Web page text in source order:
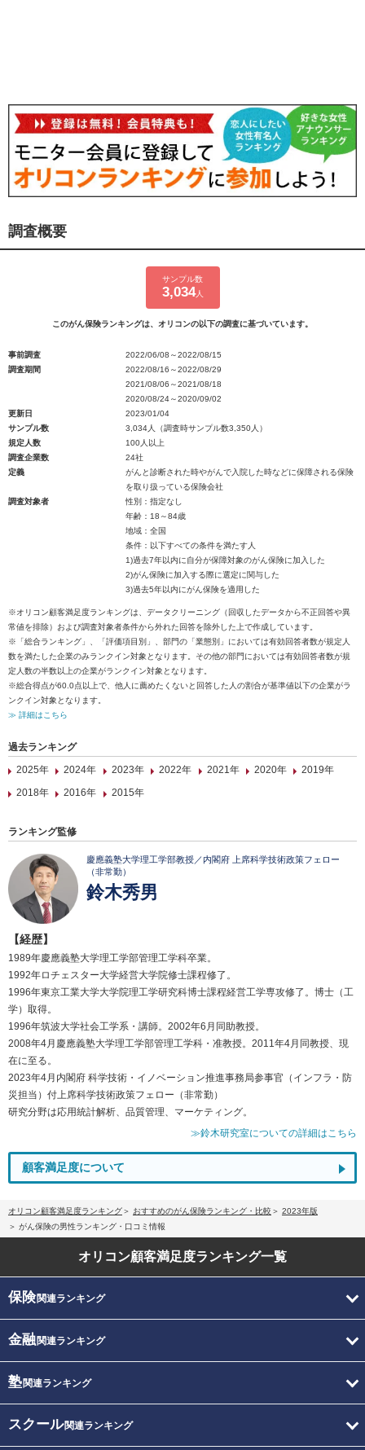
調査概要
サンプル数
3,034人
このがん保険ランキングは、オリコンの以下の調査に基づいています。
事前調査
2022/06/08～2022/08/15
調査期間
2022/08/16～2022/08/29
2021/08/06～2021/08/18
2020/08/24～2020/09/02
更新日
2023/01/04
サンプル数
3,034人（調査時サンプル数3,350人）
規定人数
100人以上
調査企業数
24社
定義
がんと診断された時やがんで入院した時などに保障される保険
を取り扱っている保険会社
調査対象者
性別：指定なし
年齢：18～84歳
地域：全国
条件：以下すべての条件を満たす人
1)過去7年以内に自分が保障対象のがん保険に加入した
2)がん保険に加入する際に選定に関与した
3)過去5年以内にがん保険を適用した
※オリコン顧客満足度ランキングは、データクリーニング（回収したデータから不正回答や異
常値を排除）および調査対象者条件から外れた回答を除外した上で作成しています。
※「総合ランキング」、「評価項目別」、部門の「業態別」においては有効回答者数が規定人
数を満たした企業のみランクイン対象となります。その他の部門においては有効回答者数が規
定人数の半数以上の企業がランクイン対象となります。
※総合得点が60.0点以上で、他人に薦めたくないと回答した人の割合が基準値以下の企業がラ
ンクイン対象となります。
≫ 詳細はこちら
過去ランキング
2025年
2024年 2023年 2022年 2021年 2020年
2019年
2018年
2016年 2015年
ランキング監修
慶應義塾大学理工学部教授／内閣府 上席科学技術政策フェロー
（非常勤）
鈴木秀男
【経歴】
1989年慶應義塾大学理工学部管理工学科卒業。
1992年ロチェスター大学経営大学院修士課程修了。
1996年東京工業大学大学院理工学研究科博士課程経営工学専攻修了。博士（工
学）取得。
1996年筑波大学社会工学系・講師。2002年6月同助教授。
2008年4月慶應義塾大学理工学部管理工学科・准教授。2011年4月同教授、現
在に至る。
2023年4月内閣府 科学技術・イノベーション推進事務局参事官（インフラ・防
災担当）付上席科学技術政策フェロー（非常勤）
研究分野は応用統計解析、品質管理、マーケティング。
≫鈴木研究室についての詳細はこちら
顧客満足度について
オリコン顧客満足度ランキング おすすめのがん保険ランキング・比較
2023年版
がん保険の男性ランキング・口コミ情報
オリコン顧客満足度ランキング一覧
保険関連ランキング
金融関連ランキング
塾関連ランキング
スクール関連ランキング